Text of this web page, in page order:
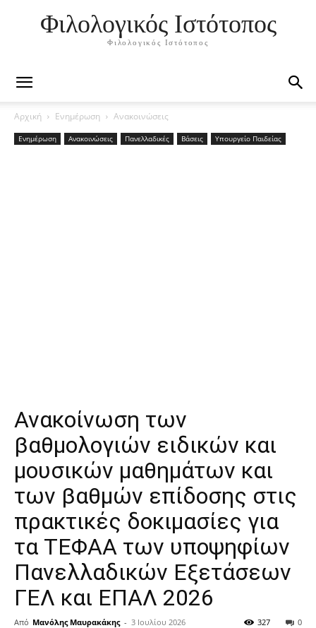
Φιλολογικός Ιστότοπος
Φιλολογικός Ιστότοπος
Αρχική Ενημέρωση Ανακοινώσεις
Ενημέρωση Ανακοινώσεις Πανελλαδικές Βάσεις Υπουργείο Παιδείας
Ανακοίνωση των
βαθμολογιών ειδικών και
μουσικών μαθημάτων και
των βαθμών επίδοσης στις
πρακτικές δοκιμασίες για
τα ΤΕΦΑΑ των υποψηφίων
Πανελλαδικών Εξετάσεων
ΓΕΛ και ΕΠΑΛ 2026
Από Μανόλης Μαυρακάκης - 3 Ιουλίου 2026 0
327